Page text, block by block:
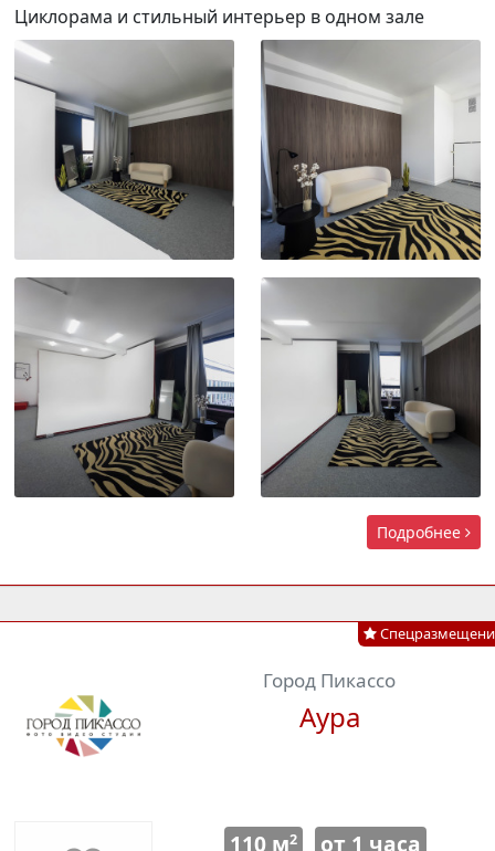
Циклорама и стильный интерьер в одном зале
Подробнее
Город Пикассо
Аура
110 м2
от 1 часа